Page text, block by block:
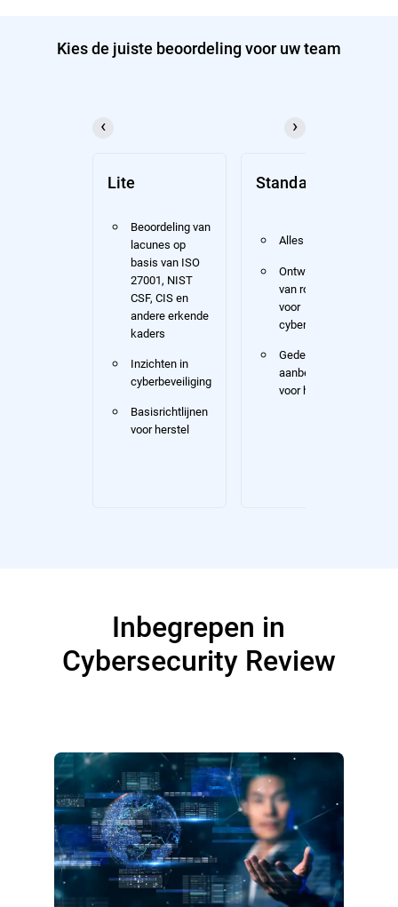
Kies de juiste beoordeling voor uw team
Lite
Beoordeling van
lacunes op
basis van ISO
27001, NIST
CSF, CIS en
andere erkende
kaders
Inzichten in
cyberbeveiliging
Basisrichtlijnen
voor herstel
Standaard
Alles van
Ontwikkeling
van routekaart
voor
cyberbeveiliging
Gedetailleerde
aanbevelingen
voor herstel
Inbegrepen in
Cybersecurity Review